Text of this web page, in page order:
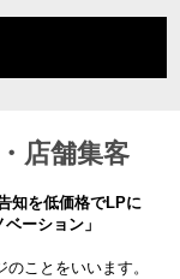
店舗集客
知を低価格でLPに
ーション」
ことをいいます。